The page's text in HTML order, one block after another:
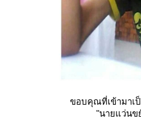
ขอบคุณที่เข้ามาเ
"นายแว่นข